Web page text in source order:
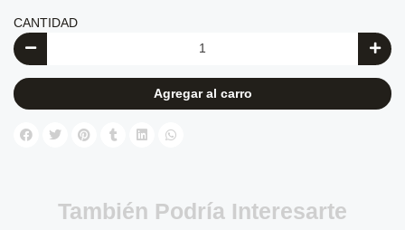
CANTIDAD
Agregar al carro
También Podría Interesarte